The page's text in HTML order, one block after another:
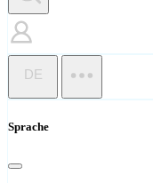
DE
Sprache